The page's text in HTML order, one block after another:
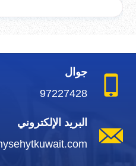
جوال
97227428
البريد الإلكتروني